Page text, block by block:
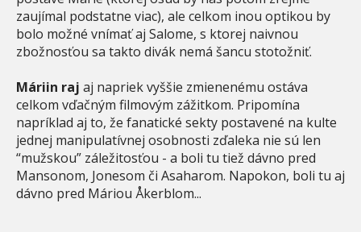
zaujímal podstatne viac), ale celkom inou optikou by
bolo možné vnímať aj Salome, s ktorej naivnou
zbožnosťou sa takto divák nemá šancu stotožniť.
Máriin raj aj napriek vyššie zmienenému ostáva
celkom vďačným filmovým zážitkom. Pripomína
napríklad aj to, že fanatické sekty postavené na kulte
jednej manipulatívnej osobnosti zďaleka nie sú len
“mužskou” záležitosťou - a boli tu tiež dávno pred
Mansonom, Jonesom či Asaharom. Napokon, boli tu aj
dávno pred Máriou Åkerblom...